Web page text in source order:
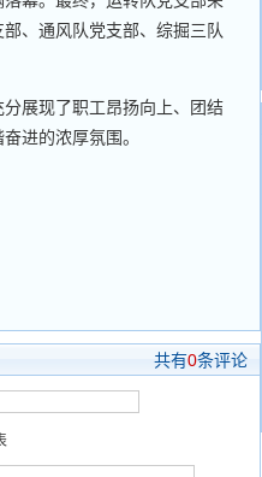
、通风队党支部、综掘三队
展现了职工昂扬向上、团结
进的浓厚氛围。
共有0条评论